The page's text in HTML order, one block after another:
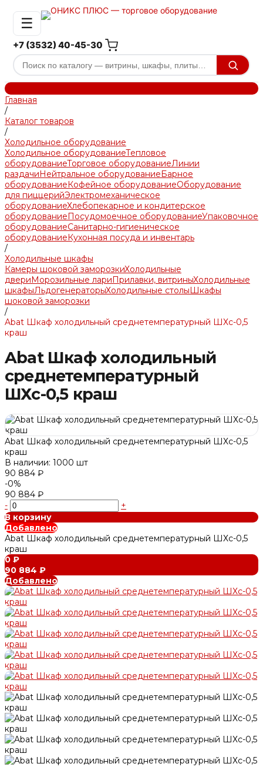
☰
+7 (3532) 40-45-30
Главная
/
Каталог товаров
/
Холодильное оборудование
Холодильное оборудованиеТепловое
оборудованиеТорговое оборудованиеЛинии
раздачиНейтральное оборудованиеБарное
оборудованиеКофейное оборудованиеОборудование
для пиццерийЭлектромеханическое
оборудованиеХлебопекарное и кондитерское
оборудованиеПосудомоечное оборудованиеУпаковочное
оборудованиеСанитарно-гигиеническое
оборудованиеКухонная посуда и инвентарь
/
Холодильные шкафы
Камеры шоковой заморозкиХолодильные
двериМорозильные лариПрилавки, витриныХолодильные
шкафыЛьдогенераторыХолодильные столыШкафы
шоковой заморозки
/
Abat Шкаф холодильный среднетемпературный ШХс-0,5
краш
Abat Шкаф холодильный
среднетемпературный
ШХс-0,5 краш
Abat Шкаф холодильный среднетемпературный ШХс-0,5
краш
В наличии: 1000 шт
90 884 ₽
-0%
90 884 ₽
-
+
В корзину
Добавлено
Abat Шкаф холодильный среднетемпературный ШХс-0,5
краш
0 ₽
90 884 ₽
Добавлено